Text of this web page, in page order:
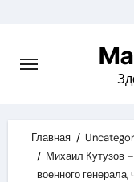
content
Главная
Михаил Кутузов
военного